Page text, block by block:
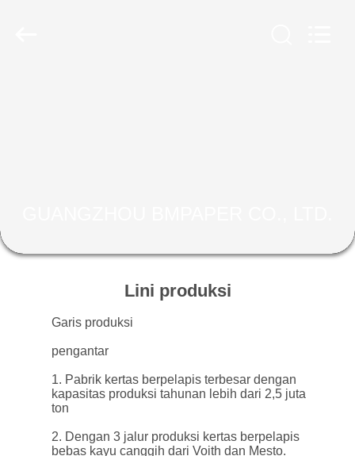
TUR
KONTROL
KUALITAS
HUBUNGI
KAMI
Lini produksi
Garis produksi
pengantar
1. Pabrik kertas berpelapis terbesar dengan
kapasitas produksi tahunan lebih dari 2,5 juta
ton
2. Dengan 3 jalur produksi kertas berpelapis
bebas kayu canggih dari Voith dan Mesto.